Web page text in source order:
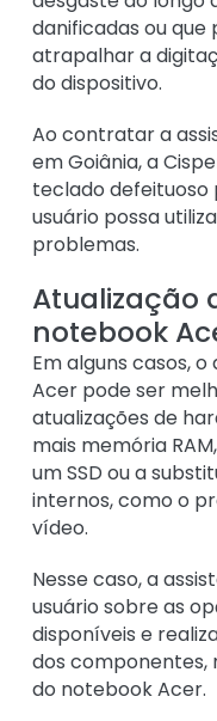
danificadas ou
atrapalhar a
do dispositivo.
Ao contratar a
em Goiânia, a
teclado defeituoso
usuário possa
problemas.
Atualização
notebook
Em alguns casos,
Acer pode ser
atualizações de
mais memória
um SSD ou a
internos, como o
vídeo.
Nesse caso, a
usuário sobre as
disponíveis e
dos componentes,
do notebook Acer.